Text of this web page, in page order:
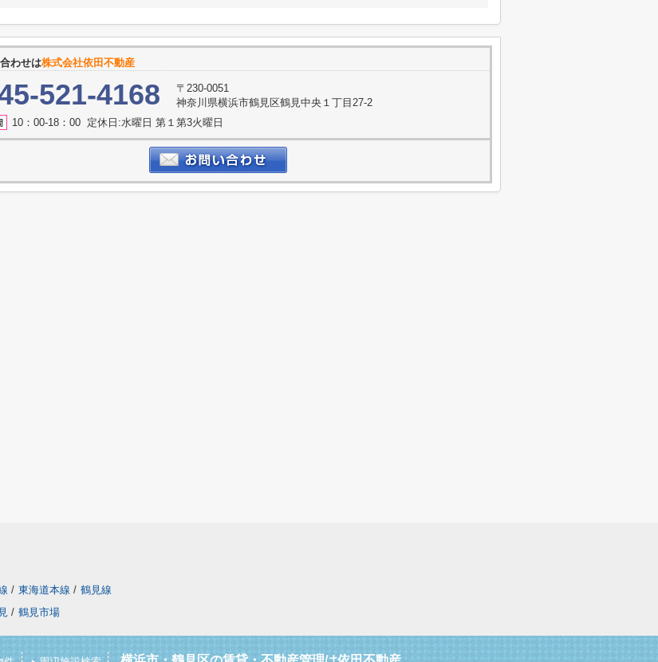
わせは株式会社依田不動産
521-4168
〒230-0051
神奈川県横浜市鶴見区鶴見中央１丁目27-2
10：00-18：00 定休日:水曜日 第１第3火曜日
/ 東海道本線 / 鶴見線
/ 鶴見市場